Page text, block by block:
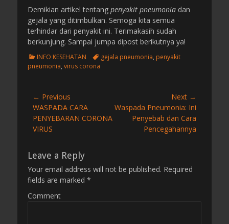
Demikian artikel tentang penyakit pneumonia dan
gejala yang ditimbulkan. Semoga kita semua
terhindar dari penyakit ini. Terimakasih sudah
berkunjung. Sampai jumpa dipost berikutnya ya!
C
a
INFO KESEHATAN
T
a
gejala pneumonia, penyakit
pneumonia, virus corona
Post
navigation
← Previous
Previous
post:
WASPADA CARA
PENYEBARAN CORONA
VIRUS
Next →
Next
Waspada Pneumonia: Ini
Penyebab dan Cara
Pencegahannya
Leave a Reply
Your email address will not be published. Required
fields are marked *
Comment